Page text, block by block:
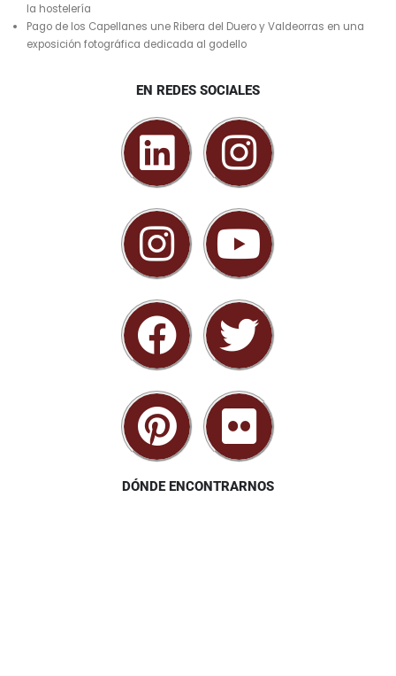
la hostelería
Pago de los Capellanes une Ribera del Duero y Valdeorras en una
exposición fotográfica dedicada al godello
EN REDES SOCIALES
DÓNDE ENCONTRARNOS